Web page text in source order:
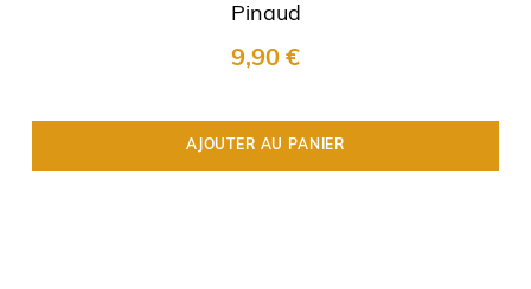
Pinaud
9,90 €
AJOUTER AU PANIER